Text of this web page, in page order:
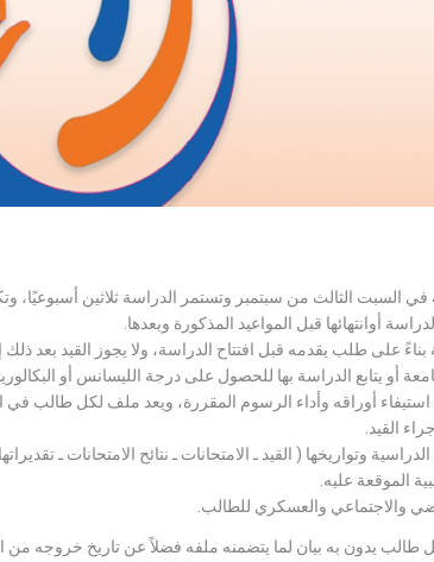
في السبت الثالث من سبتمبر وتستمر الدراسة ثلاثين
أوانتهائها قبل المواعيد المذكورة وبعدها.
بناءً على طلب يقدمه قبل افتتاح الدراسة، ولا يجوز القيد
أو يتابع الدراسة بها للحصول على درجة الليسانس أو
استيفاء أوراقه وأداء الرسوم المقررة، ويعد ملف لكل طالب
القيد.
وتواريخها ( القيد ـ الامتحانات ـ نتائح الامتحانات ـ
الموقعة عليه.
والاجتماعي والعسكري للطالب.
يدون به بيان لما يتضمنه ملفه فضلاً عن تاريخ خروجه من